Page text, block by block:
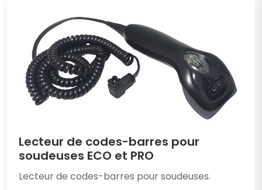
Lecteur de codes-barres pour
soudeuses ECO et PRO
Lecteur de codes-barres pour soudeuses.